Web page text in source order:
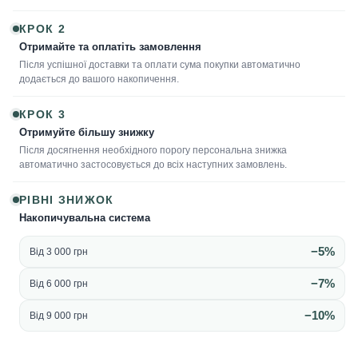
КРОК 2
Отримайте та оплатіть замовлення
Після успішної доставки та оплати сума покупки автоматично
додається до вашого накопичення.
КРОК 3
Отримуйте більшу знижку
Після досягнення необхідного порогу персональна знижка
автоматично застосовується до всіх наступних замовлень.
РІВНІ ЗНИЖОК
Накопичувальна система
Від 3 000 грн −5%
Від 6 000 грн −7%
Від 9 000 грн −10%